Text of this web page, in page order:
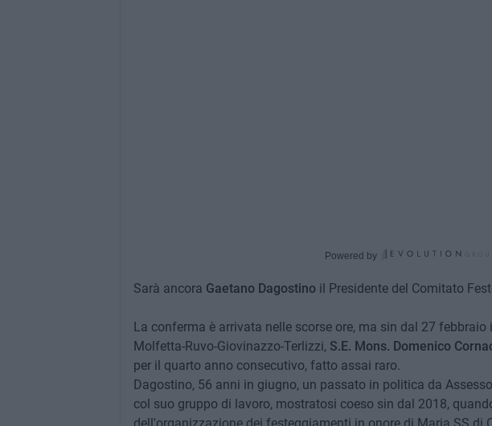
Powered by
Sarà ancora Gaetano Dagostino il Presidente del Comitato
La conferma è arrivata nelle scorse ore, ma sin dal 27 febbraio
Molfetta-Ruvo-Giovinazzo-Terlizzi, S.E. Mons. Domenico
per il quarto anno consecutivo, fatto assai raro.
Dagostino, 56 anni in giugno, un passato in politica da
col suo gruppo di lavoro, mostratosi coeso sin dal 2018,
dell'organizzazione dei festeggiamenti in onore di Maria SS di